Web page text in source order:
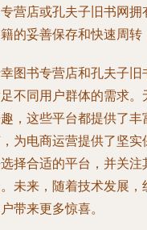
营店或孔夫子旧书网
的妥善保存和快速周转
图书专营店和孔夫子
不同用户群体的需求
，这些平台都提供了
为电商运营提供了坚
择合适的平台，并关
未来，随着技术发展
带来更多惊喜。